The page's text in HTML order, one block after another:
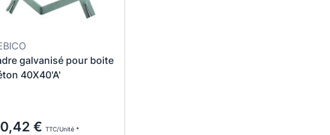
galvanisé pour boite
40X40'A'
€ TTC/Unité *